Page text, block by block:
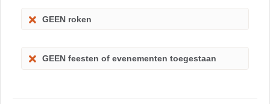
GEEN roken
GEEN feesten of evenementen toegestaan